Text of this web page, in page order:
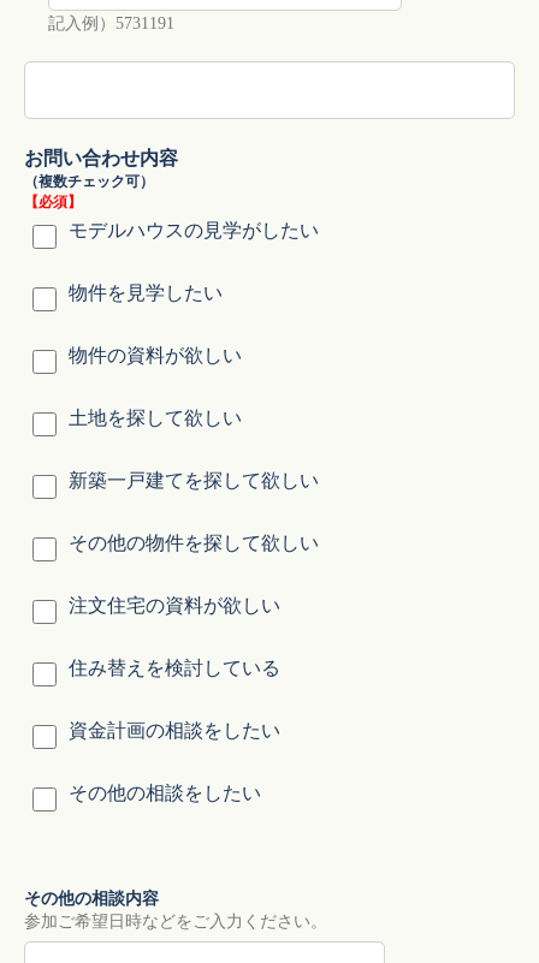
記入例）5731191
お問い合わせ内容
（複数チェック可）
【必須】
モデルハウスの見学がしたい
物件を見学したい
物件の資料が欲しい
土地を探して欲しい
新築一戸建てを探して欲しい
その他の物件を探して欲しい
注文住宅の資料が欲しい
住み替えを検討している
資金計画の相談をしたい
その他の相談をしたい
その他の相談内容
参加ご希望日時などをご入力ください。